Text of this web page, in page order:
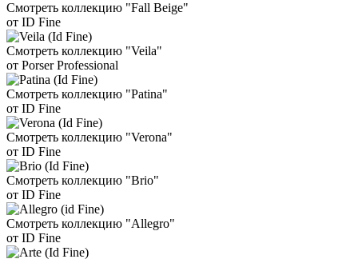
Смотреть коллекцию "Fall Beige"
от ID Fine
Смотреть коллекцию "Veila"
от Porser Professional
Смотреть коллекцию "Patina"
от ID Fine
Смотреть коллекцию "Verona"
от ID Fine
Смотреть коллекцию "Brio"
от ID Fine
Смотреть коллекцию "Allegro"
от ID Fine